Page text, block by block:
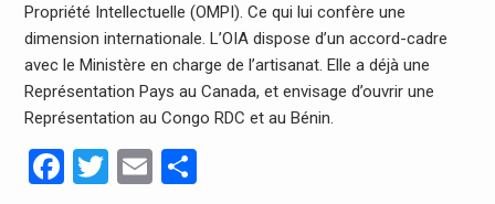
Propriété Intellectuelle (OMPI). Ce qui lui confère une
dimension internationale. L’OIA dispose d’un accord-cadre
avec le Ministère en charge de l’artisanat. Elle a déjà une
Représentation Pays au Canada, et envisage d’ouvrir une
Représentation au Congo RDC et au Bénin.
Facebook
Twitter
EmailPartager